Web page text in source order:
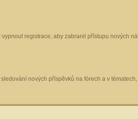
registrace, aby zabranil přístupu nových
nových příspěvků na fórech a v